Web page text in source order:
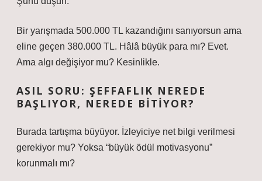
Bir yarışmada 500.000 TL kazandığını sanıyorsun ama
eline geçen 380.000 TL. Hâlâ büyük para mı? Evet.
Ama algı değişiyor mu? Kesinlikle.
ASIL SORU: ŞEFFAFLIK NEREDE
BAŞLIYOR, NEREDE BITIYOR?
Burada tartışma büyüyor. İzleyiciye net bilgi verilmesi
gerekiyor mu? Yoksa “büyük ödül motivasyonu”
korunmalı mı?